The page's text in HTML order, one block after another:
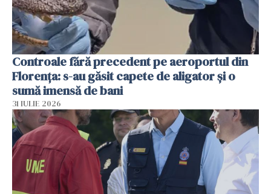
Controale fără precedent pe aeroportul din
Florența: s-au găsit capete de aligator și o
sumă imensă de bani
31 IULIE 2026